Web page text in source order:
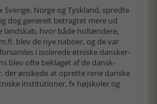
Norge og Tyskland, spredte
dog generelt betragtet mere ud
hvor både hollændere,
blev de nye naboer, og de var
i isolerede etniske dansker-
blev ofte beklaget af de dansk-
der ønskede at oprette rene danske
institutioner, fx højskoler og